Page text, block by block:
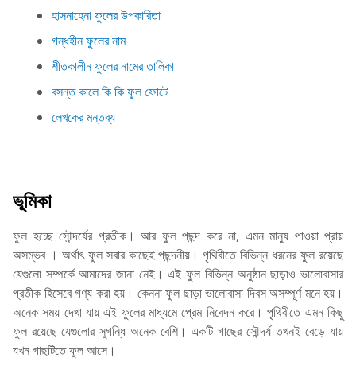
হাসনাহেনা ফুলের উপকারিতা
গন্ধহীন ফুলের নাম
শীতকালীন ফুলের নামের তালিকা
বসন্ত কালে কি কি ফুল ফোটে
লেখকের মন্তব্য
ভূমিকা
ফুল হচ্ছে সৌন্দর্যের প্রতীক। আর ফুল পছন্দ করে না, এমন মানুষ পাওয়া প্রায়
অসম্ভব । অর্থাৎ ফুল সবার কাছেই পছন্দনীয়। পৃথিবীতে বিভিন্ন ধরনের ফুল রয়েছে
যেগুলো সম্পর্কে আমাদের জানা নেই। এই ফুল বিভিন্ন অনুষ্ঠান ছাড়াও ভালোবাসার
প্রতীক হিসেবে গণ্য করা হয়। কেননা ফুল ছাড়া ভালোবাসা দিবস অসম্পূর্ণ মনে হয়।
অনেক সময় দেখা যায় এই ফুলের মাধ্যমে প্রেম নিবেদন করে। পৃথিবীতে এমন কিছু
ফুল রয়েছে যেগুলোর সুগন্ধি অনেক বেশি। একটি গাছের সৌন্দর্য তখনই বেড়ে যায়
যখন গাছটিতে ফুল আসে।